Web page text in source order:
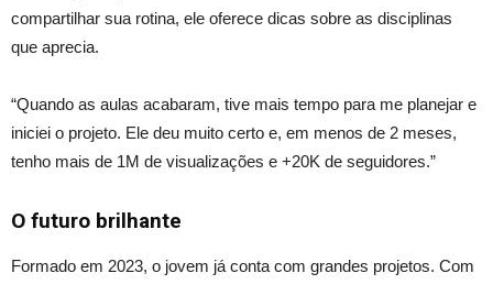
compartilhar sua rotina, ele oferece dicas sobre as disciplinas
que aprecia.
“Quando as aulas acabaram, tive mais tempo para me planejar e
iniciei o projeto. Ele deu muito certo e, em menos de 2 meses,
tenho mais de 1M de visualizações e +20K de seguidores.”
O futuro brilhante
Formado em 2023, o jovem já conta com grandes projetos. Com